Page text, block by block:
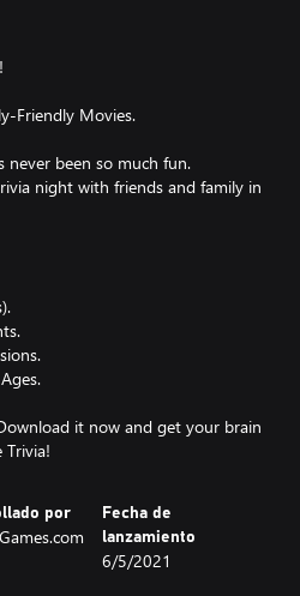
Friendly Movies.
never been so much fun.
night with friends and family in
it now and get your brain
Trivia!
por
Fecha de
lanzamiento
6/5/2021